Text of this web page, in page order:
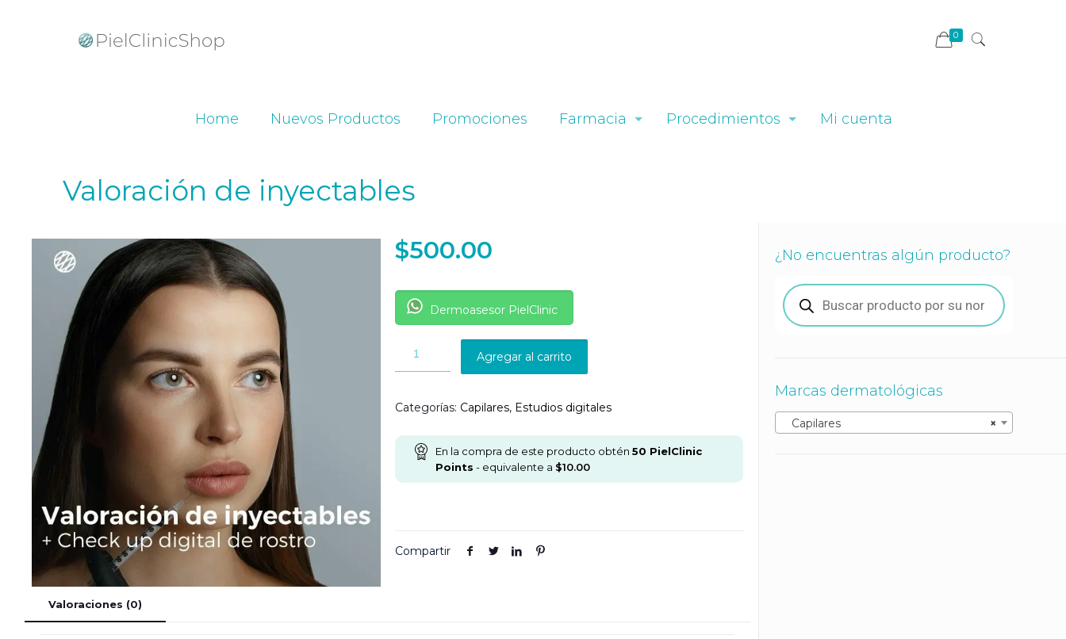
Home Nuevos Productos Promociones Farmacia Procedimientos Mi cuenta
0
Valoración de inyectables
$500.00
Dermoasesor PielClinic
Agregar al carrito
Categorías: Capilares, Estudios digitales
En la compra de este producto obtén 50 PielClinic
Points - equivalente a $10.00
Compartir
Valoraciones (0)
¿No encuentras algún producto?
Búsqueda
de
productos
Marcas dermatológicas
×
Capilares